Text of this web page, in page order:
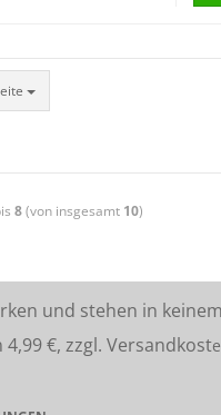
8(von insgesamt 10)
und stehen in
€, zzgl. Versandkost